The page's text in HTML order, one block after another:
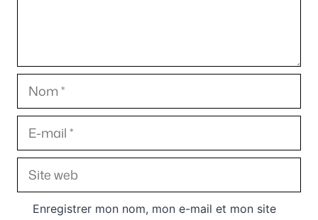
Nom
E-
mail
Site
web
Enregistrer mon nom, mon e-mail et mon site